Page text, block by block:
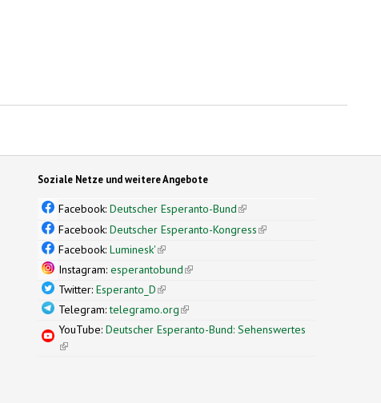
Soziale Netze und weitere Angebote
Facebook:Deutscher Esperanto-Bund(link is external)
Facebook:Deutscher Esperanto-Kongress(link is external)
Facebook:Luminesk'(link is external)
Instagram:esperantobund(link is external)
Twitter:Esperanto_D(link is external)
Telegram:telegramo.org(link is external)
YouTube:Deutscher Esperanto-Bund: Sehenswertes
(link is external)